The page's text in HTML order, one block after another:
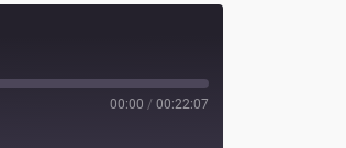
00:00 / 00:22:07